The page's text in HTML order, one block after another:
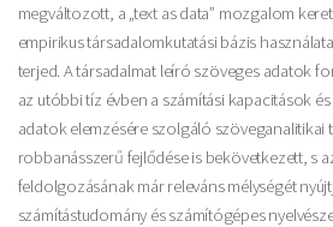
megváltozott, a „text as data” mozgalom
empirikus társadalomkutatási bázis
terjed. A társadalmat leíró szöveges adatok
az utóbbi tíz évben a számítási kapacitások
adatok elemzésére szolgáló
robbanásszerű fejlődése is bekövetkezett, s
feldolgozásának már releváns mélységét
számítástudomány és számítógépes